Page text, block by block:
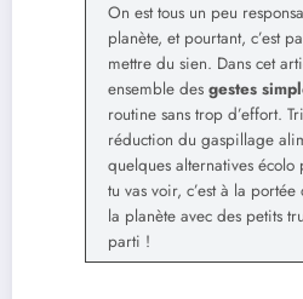
On est tous un peu
planète, et pourtant, c’est
mettre du sien. Dans cet
ensemble des gestes
routine sans trop d’effort.
réduction du gaspillage
quelques alternatives
tu vas voir, c’est à la
la planète avec des petits
parti !